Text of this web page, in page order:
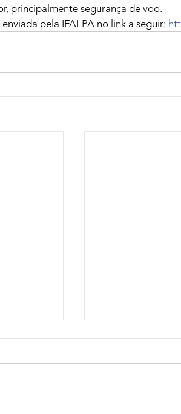
principalmente segurança de voo.
pela IFALPA no link a seguir: